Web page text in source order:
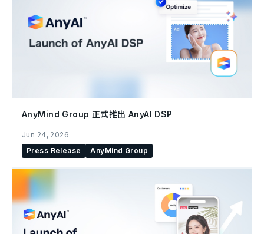
AnyMind Group 正式推出 AnyAI DSP
Jun 24, 2026
Press Release
AnyMind Group